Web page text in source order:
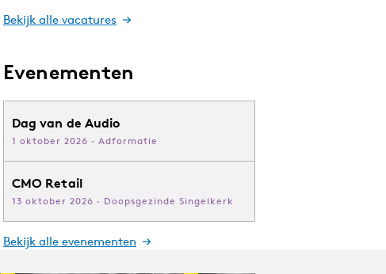
Bekijk alle vacatures
Evenementen
Dag van de Audio
1 oktober 2026 · Adformatie
CMO Retail
13 oktober 2026 · Doopsgezinde Singelkerk
Bekijk alle evenementen